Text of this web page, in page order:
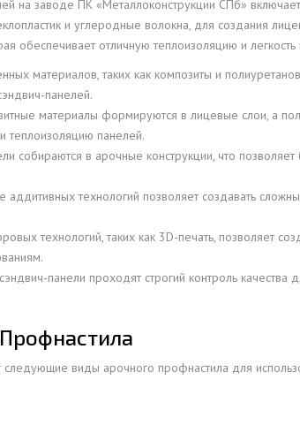
ДЫМОВАЯ ТРУБА 25 М ТРЕХСТВОЛЬНАЯ
САМОНЕСУЩАЯ
ДЫМОВАЯ ТРУБА 35 М ДВУХСТВОЛЬНАЯ
САМОНЕСУЩАЯ
ДЫМОВАЯ ТРУБА 30 М ДВУХСТВОЛЬНАЯ
САМОНЕСУЩАЯ
САМОНЕСУЩАЯ
САМОНЕСУЩАЯ
ДЫМОВАЯ ТРУБА 21 М ОДНОСТВОЛЬНАЯ
САМОНЕСУЩАЯ
ДЫМОВАЯ ТРУБА 17 М ОДНОСТВОЛЬНАЯ
на заводе ПК «Металлоконструкции СПб»
и углеродные волокна, для создания
обеспечивает отличную теплоизоляцию и
материалов, таких как композиты и
панелей.
материалы формируются в лицевые слои, а
теплоизоляцию панелей.
собираются в арочные конструкции, что
аддитивных технологий позволяет создавать
технологий, таких как 3D-печать, позволяет
панели проходят строгий контроль качества
виды арочного профнастила для